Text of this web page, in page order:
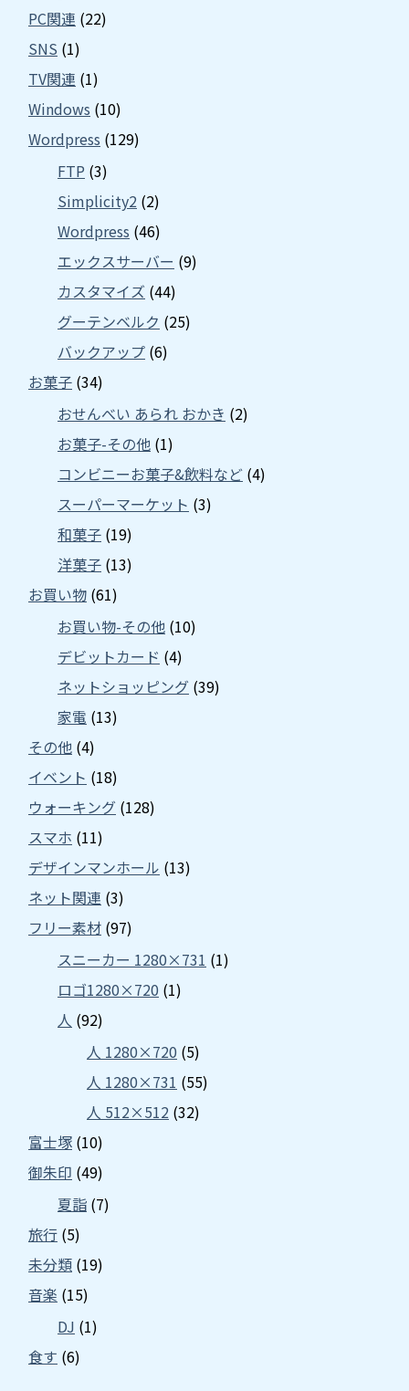
PC関連 (22)
SNS (1)
TV関連 (1)
Windows (10)
Wordpress (129)
FTP (3)
Simplicity2 (2)
Wordpress (46)
エックスサーバー (9)
カスタマイズ (44)
グーテンベルク (25)
バックアップ (6)
お菓子 (34)
おせんべい あられ おかき (2)
お菓子-その他 (1)
コンビニーお菓子&飲料など (4)
スーパーマーケット (3)
和菓子 (19)
洋菓子 (13)
お買い物 (61)
お買い物-その他 (10)
デビットカード (4)
ネットショッピング (39)
家電 (13)
その他 (4)
イベント (18)
ウォーキング (128)
スマホ (11)
デザインマンホール (13)
ネット関連 (3)
フリー素材 (97)
スニーカー 1280×731 (1)
ロゴ1280×720 (1)
人 (92)
人 1280×720 (5)
人 1280×731 (55)
人 512×512 (32)
富士塚 (10)
御朱印 (49)
夏詣 (7)
旅行 (5)
未分類 (19)
音楽 (15)
DJ (1)
食す (6)